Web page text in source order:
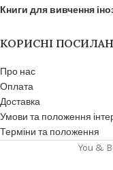
Книги для вивчення
КОРИСНІ
Про нас
Оплата
Доставка
Умови та положення
Терміни та положення
You &